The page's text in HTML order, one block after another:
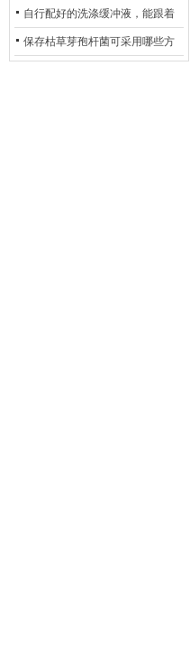
主要诱因
胞系，二者在增殖存活周期上有
什么区别？
自行配好的洗涤缓冲液，能跟着
试剂盒原装干粉放一处储存吗？
保存枯草芽孢杆菌可采用哪些方